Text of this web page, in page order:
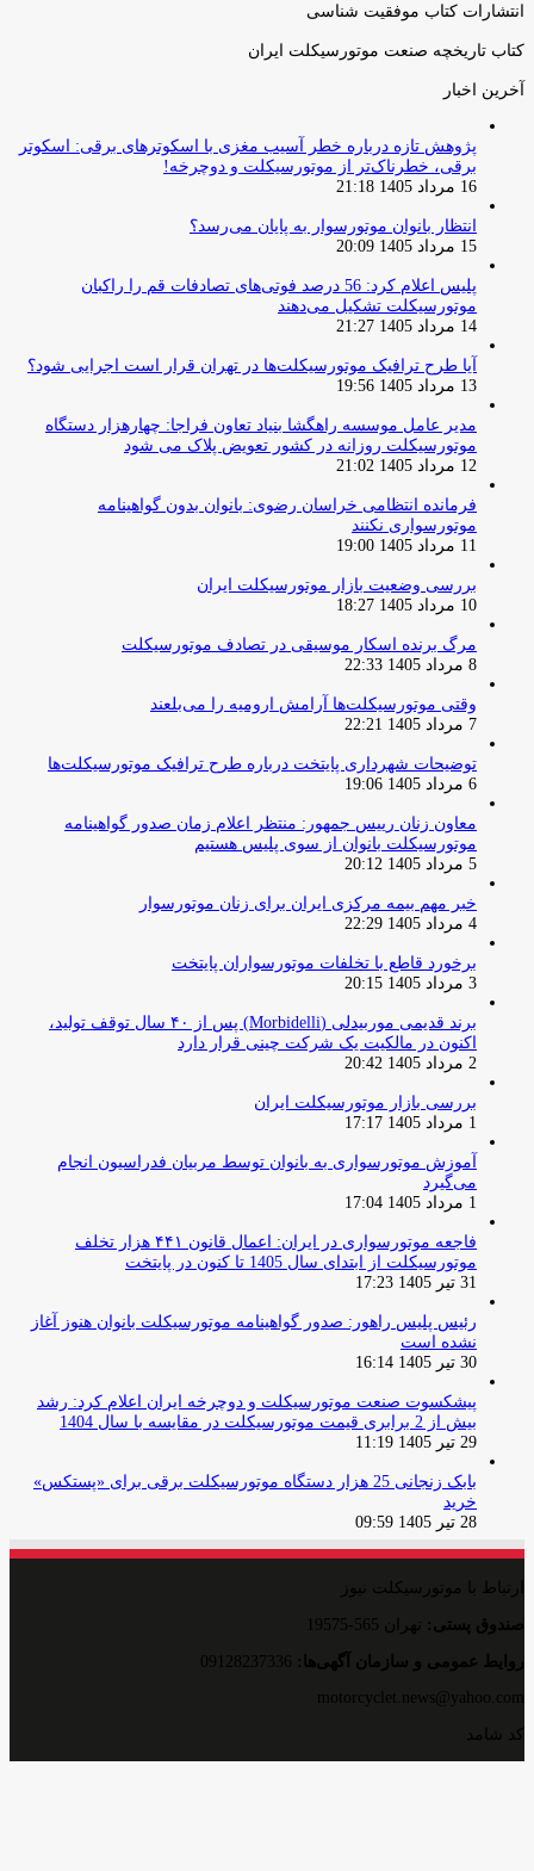
انتشارات کتاب موفقیت شناسی
کتاب تاریخچه صنعت موتورسیکلت ایران
آخرین اخبار
پژوهش تازه درباره خطر آسیب مغزی با اسکوترهای برقی: اسکوتر
برقی، خطرناک‌تر از موتورسیکلت و دوچرخه!
16 مرداد 1405 21:18
انتظار بانوان موتورسوار به پایان می‌رسد؟
15 مرداد 1405 20:09
پلیس اعلام کرد: 56 درصد فوتی‌های تصادفات قم را راکبان
موتورسیکلت تشکیل می‌دهند
14 مرداد 1405 21:27
آیا طرح ترافیک موتورسیکلت‌ها در تهران قرار است اجرایی شود؟
13 مرداد 1405 19:56
مدیر عامل موسسه راهگشا بنیاد تعاون فراجا: چهارهزار دستگاه
موتورسیکلت روزانه در کشور تعویض پلاک می شود
12 مرداد 1405 21:02
فرمانده انتظامی خراسان رضوی: بانوان بدون گواهینامه
موتورسواری نکنند
11 مرداد 1405 19:00
بررسی وضعیت بازار موتورسیکلت ایران
10 مرداد 1405 18:27
مرگ برنده اسکار موسیقی در تصادف موتورسیکلت
8 مرداد 1405 22:33
وقتی موتورسیکلت‌ها آرامش ارومیه را می‌بلعند
7 مرداد 1405 22:21
توضیحات شهرداری پایتخت درباره طرح ترافیک موتورسیکلت‌ها
6 مرداد 1405 19:06
معاون زنان رییس جمهور: منتظر اعلام زمان صدور گواهینامه
موتورسیکلت بانوان از سوی پلیس هستیم
5 مرداد 1405 20:12
خبر مهم بیمه مرکزی ایران برای زنان موتورسوار
4 مرداد 1405 22:29
برخورد قاطع با تخلفات موتورسواران پایتخت
3 مرداد 1405 20:15
برند قدیمی موربیدلی (Morbidelli) پس از ۴۰ سال توقف تولید،
اکنون در مالکیت یک شرکت چینی قرار دارد
2 مرداد 1405 20:42
بررسی بازار موتورسیکلت ایران
1 مرداد 1405 17:17
آموزش موتورسواری به بانوان توسط مربیان فدراسیون انجام
می‌گیرد
1 مرداد 1405 17:04
فاجعه موتورسواری در ایران: اعمال قانون ۴۴۱ هزار تخلف
موتورسیکلت از ابتدای سال 1405 تا کنون در پایتخت
31 تیر 1405 17:23
رئیس پلیس راهور: صدور گواهینامه موتورسیکلت بانوان هنوز آغاز
نشده است
30 تیر 1405 16:14
پیشکسوت صنعت موتورسیکلت و دوچرخه ایران اعلام کرد: رشد
بیش از 2 برابری قیمت موتورسیکلت در مقایسه با سال 1404
29 تیر 1405 11:19
بابک زنجانی 25 هزار دستگاه موتورسیکلت برقی برای «پستکس»
خرید
28 تیر 1405 09:59
ارتباط با موتورسیکلت نیوز
صندوق پستی: تهران 565-19575
روایط عمومی و سازمان آگهی‌ها:
motorcyclet.news@yahoo.com
کد شامد